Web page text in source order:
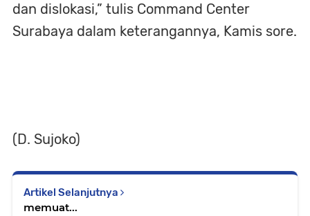
dan dislokasi,” tulis Command Center
Surabaya dalam keterangannya, Kamis sore.
(D. Sujoko)
Artikel Selanjutnya
memuat...